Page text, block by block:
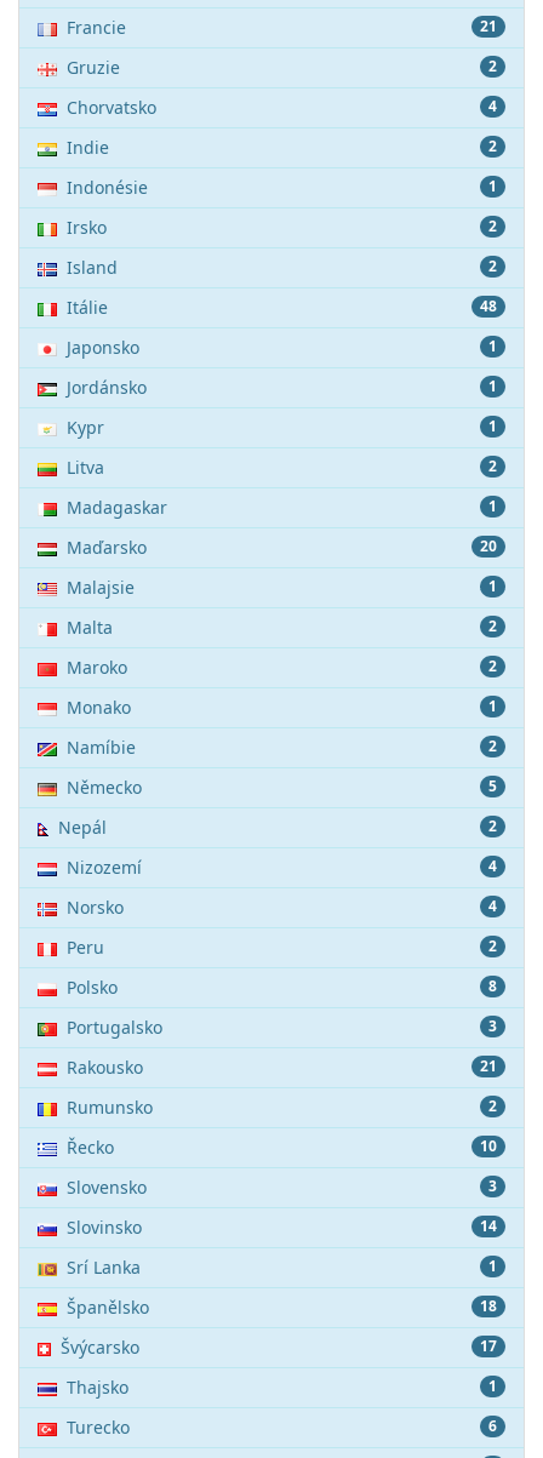
21
Francie
2
Gruzie
4
Chorvatsko
2
Indie
1
Indonésie
2
Irsko
2
Island
48
Itálie
1
Japonsko
1
Jordánsko
1
Kypr
2
Litva
1
Madagaskar
20
Maďarsko
1
Malajsie
2
Malta
2
Maroko
1
Monako
2
Namíbie
5
Německo
2
Nepál
4
Nizozemí
4
Norsko
2
Peru
8
Polsko
3
Portugalsko
21
Rakousko
2
Rumunsko
10
Řecko
3
Slovensko
14
Slovinsko
1
Srí Lanka
18
Španělsko
17
Švýcarsko
1
Thajsko
6
Turecko